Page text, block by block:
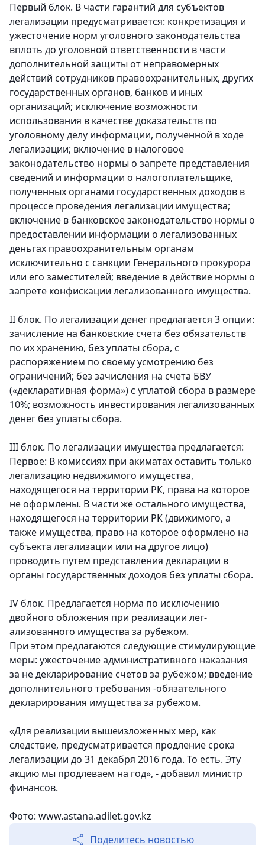
Первый блок. В части гарантий для субъектов
легализации предусматривается: конкретизация и
ужесточение норм уголовного законодательства
вплоть до уголовной ответственности в части
дополнительной защиты от неправомерных
действий сотрудников правоохранительных, других
государственных органов, банков и иных
организаций; исключение возможности
использования в качестве доказательств по
уголовному делу информации, полученной в ходе
легализации; включение в налоговое
законодательство нормы о запрете представления
сведений и информации о налогоплательщике,
полученных органами государственных доходов в
процессе проведения легализации имущества;
включение в банковское законодательство нормы о
предоставлении информации о легализованных
деньгах правоохранительным органам
исключительно с санкции Генерального прокурора
или его заместителей; введение в действие нормы о
запрете конфискации легализованного имущества.
II блок. По легализации денег предлагается 3 опции:
зачисление на банковские счета без обязательств
по их хранению, без уплаты сбора, с
распоряжением по своему усмотрению без
ограничений; без зачисления на счета БВУ
(«декларативная форма») с уплатой сбора в размере
10%; возможность инвестирования легализованных
денег без уплаты сбора.
III блок. По легализации имущества предлагается:
Первое: В комиссиях при акиматах оставить только
легализацию недвижимого имущества,
находящегося на территории РК, права на которое
не оформлены. В части же остального имущества,
находящегося на территории РК (движимого, а
также имущества, право на которое оформлено на
субъекта легализации или на другое лицо)
проводить путем представления декларации в
органы государственных доходов без уплаты сбора.
IV блок. Предлагается норма по исключению
двойного обложения при реализации лег-
ализованного имущества за рубежом.
При этом предлагаются следующие стимулирующие
меры: ужесточение административного наказания
за не декларирование счетов за рубежом; введение
дополнительного требования -обязательного
декларирования имущества за рубежом.
«Для реализации вышеизложенных мер, как
следствие, предусматривается продление срока
легализации до 31 декабря 2016 года. То есть. Эту
акцию мы продлеваем на год», - добавил министр
финансов.
Фото: www.astana.adilet.gov.kz
Поделитесь новостью